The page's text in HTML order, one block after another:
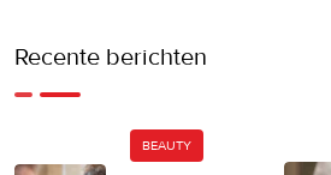
Recente berichten
BEAUTY